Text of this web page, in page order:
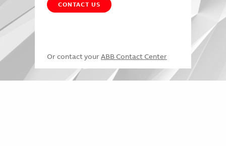
CONTACT US
Or contact your ABB Contact Center